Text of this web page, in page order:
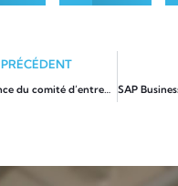
L’importance du comité d’entreprise dans la gestion de la formation continue